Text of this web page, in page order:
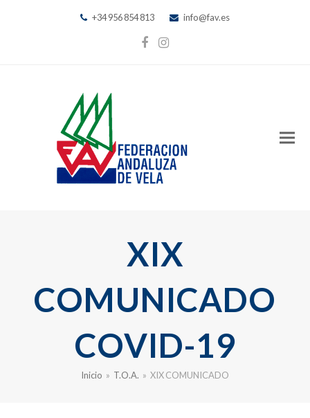
+34 956 854 813 info@fav.es
Facebook
Instagram
XIX
COMUNICADO
COVID-19
Inicio » T.O.A. » XIX COMUNICADO